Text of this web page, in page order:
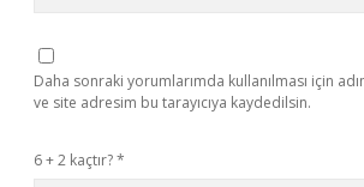
Daha sonraki yorumlarımda kullanılması için
ve site adresim bu tarayıcıya kaydedilsin.
6 + 2 kaçtır?*